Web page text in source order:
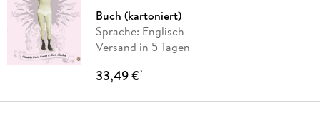
Buch (kartoniert)
Sprache: Englisch
Versand in 5 Tagen
33,49 €*